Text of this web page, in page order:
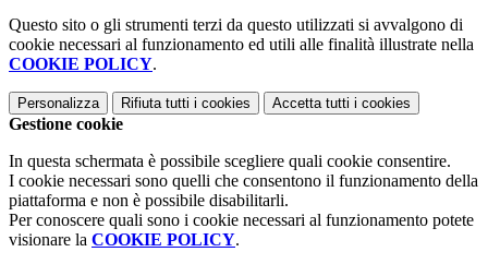
Questo sito o gli strumenti terzi da questo utilizzati si avvalgono di
cookie necessari al funzionamento ed utili alle finalità illustrate nella
COOKIE POLICY.
Personalizza Rifiuta tutti i cookies Accetta tutti i cookies
Gestione cookie
In questa schermata è possibile scegliere quali cookie consentire.
I cookie necessari sono quelli che consentono il funzionamento della
piattaforma e non è possibile disabilitarli.
Per conoscere quali sono i cookie necessari al funzionamento potete
visionare la COOKIE POLICY.